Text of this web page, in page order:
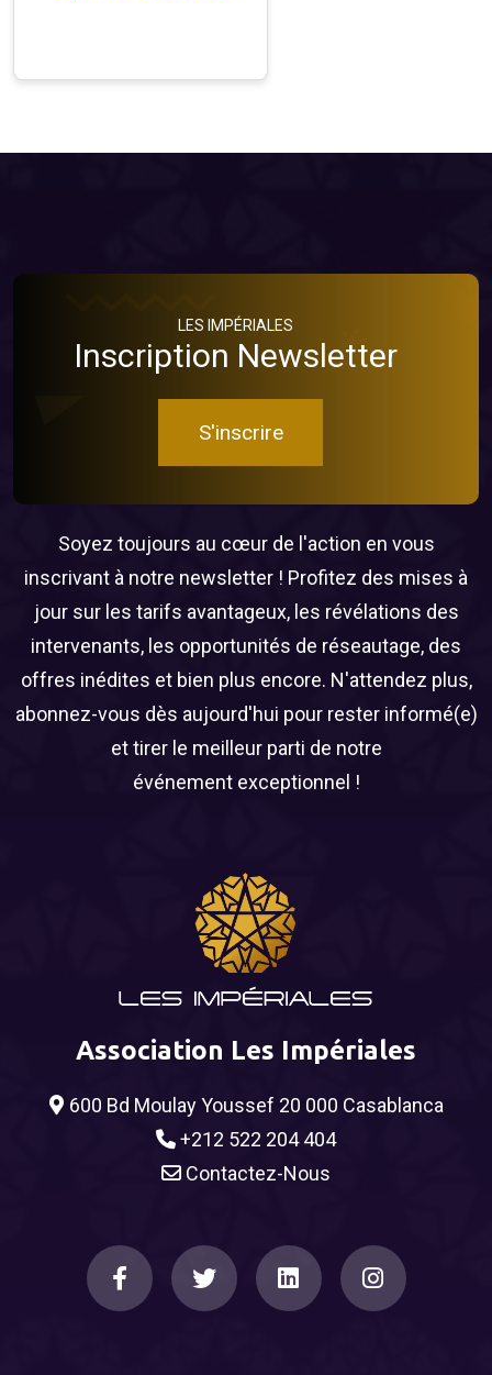
LES IMPÉRIALES
Inscription Newsletter
S'inscrire
Soyez toujours au cœur de l'action en vous
inscrivant à notre newsletter ! Profitez des mises à
jour sur les tarifs avantageux, les révélations des
intervenants, les opportunités de réseautage, des
offres inédites et bien plus encore. N'attendez plus,
abonnez-vous dès aujourd'hui pour rester informé(e)
et tirer le meilleur parti de notre
événement exceptionnel !
Association Les Impériales
600 Bd Moulay Youssef 20 000 Casablanca
+212 522 204 404
Contactez-Nous